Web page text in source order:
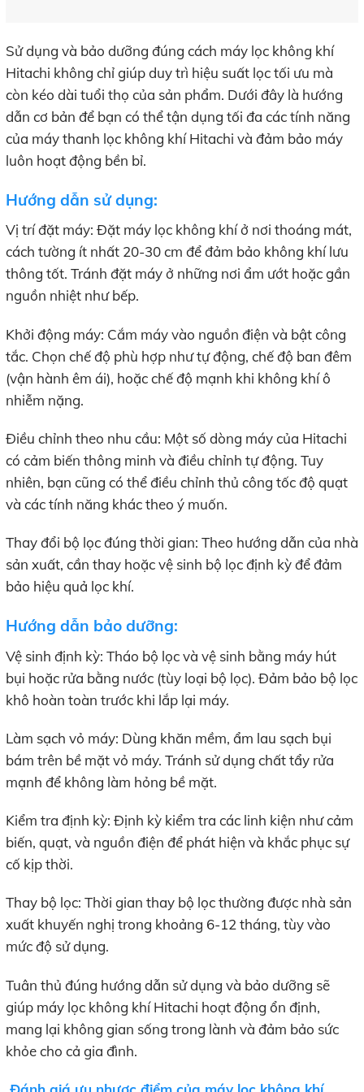
Sử dụng và bảo dưỡng đúng cách máy lọc không khí
Hitachi không chỉ giúp duy trì hiệu suất lọc tối ưu mà
còn kéo dài tuổi thọ của sản phẩm. Dưới đây là hướng
dẫn cơ bản để bạn có thể tận dụng tối đa các tính năng
của máy thanh lọc không khí Hitachi và đảm bảo máy
luôn hoạt động bền bỉ.
Hướng dẫn sử dụng:
Vị trí đặt máy: Đặt máy lọc không khí ở nơi thoáng mát,
cách tường ít nhất 20-30 cm để đảm bảo không khí lưu
thông tốt. Tránh đặt máy ở những nơi ẩm ướt hoặc gần
nguồn nhiệt như bếp.
Khởi động máy: Cắm máy vào nguồn điện và bật công
tắc. Chọn chế độ phù hợp như tự động, chế độ ban đêm
(vận hành êm ái), hoặc chế độ mạnh khi không khí ô
nhiễm nặng.
Điều chỉnh theo nhu cầu: Một số dòng máy của Hitachi
có cảm biến thông minh và điều chỉnh tự động. Tuy
nhiên, bạn cũng có thể điều chỉnh thủ công tốc độ quạt
và các tính năng khác theo ý muốn.
Thay đổi bộ lọc đúng thời gian: Theo hướng dẫn của nhà
sản xuất, cần thay hoặc vệ sinh bộ lọc định kỳ để đảm
bảo hiệu quả lọc khí.
Hướng dẫn bảo dưỡng:
Vệ sinh định kỳ: Tháo bộ lọc và vệ sinh bằng máy hút
bụi hoặc rửa bằng nước (tùy loại bộ lọc). Đảm bảo bộ lọc
khô hoàn toàn trước khi lắp lại máy.
Làm sạch vỏ máy: Dùng khăn mềm, ẩm lau sạch bụi
bám trên bề mặt vỏ máy. Tránh sử dụng chất tẩy rửa
mạnh để không làm hỏng bề mặt.
Kiểm tra định kỳ: Định kỳ kiểm tra các linh kiện như cảm
biến, quạt, và nguồn điện để phát hiện và khắc phục sự
cố kịp thời.
Thay bộ lọc: Thời gian thay bộ lọc thường được nhà sản
xuất khuyến nghị trong khoảng 6-12 tháng, tùy vào
mức độ sử dụng.
Tuân thủ đúng hướng dẫn sử dụng và bảo dưỡng sẽ
giúp máy lọc không khí Hitachi hoạt động ổn định,
mang lại không gian sống trong lành và đảm bảo sức
khỏe cho cả gia đình.